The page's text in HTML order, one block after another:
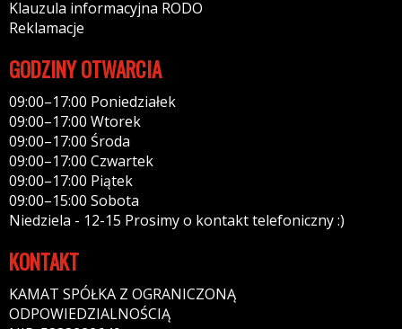
Klauzula informacyjna RODO
Reklamacje
GODZINY OTWARCIA
09:00–17:00 Poniedziałek
09:00–17:00 Wtorek
09:00–17:00 Środa
09:00–17:00 Czwartek
09:00–17:00 Piątek
09:00–15:00 Sobota
Niedziela - 12-15 Prosimy o kontakt telefoniczny :)
KONTAKT
KAMAT SPÓŁKA Z OGRANICZONĄ
ODPOWIEDZIALNOŚCIĄ